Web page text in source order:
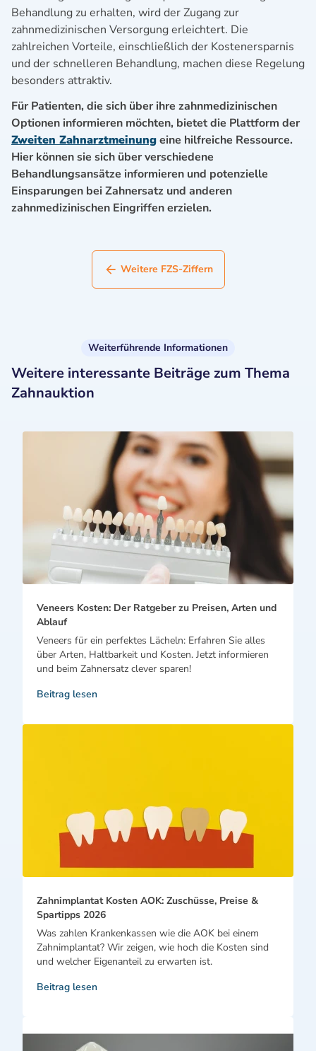
Behandlung zu erhalten, wird der Zugang zur
zahnmedizinischen Versorgung erleichtert. Die
zahlreichen Vorteile, einschließlich der Kostenersparnis
und der schnelleren Behandlung, machen diese Regelung
besonders attraktiv.
Für Patienten, die sich über ihre zahnmedizinischen
Optionen informieren möchten, bietet die Plattform der
Zweiten Zahnarztmeinungeine hilfreiche Ressource.
Hier können sie sich über verschiedene
Behandlungsansätze informieren und potenzielle
Einsparungen bei Zahnersatz und anderen
zahnmedizinischen Eingriffen erzielen.
Weitere FZS-Ziffern
Weiterführende Informationen
Weitere interessante Beiträge zum Thema
Zahnauktion
Veneers Kosten: Der Ratgeber zu Preisen, Arten und
Ablauf
Veneers für ein perfektes Lächeln: Erfahren Sie alles
über Arten, Haltbarkeit und Kosten. Jetzt informieren
und beim Zahnersatz clever sparen!
Beitrag lesen
Zahnimplantat Kosten AOK: Zuschüsse, Preise &
Spartipps 2026
Was zahlen Krankenkassen wie die AOK bei einem
Zahnimplantat? Wir zeigen, wie hoch die Kosten sind
und welcher Eigenanteil zu erwarten ist.
Beitrag lesen